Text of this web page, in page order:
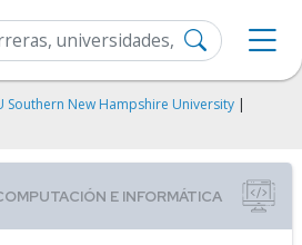
Southern New Hampshire University |